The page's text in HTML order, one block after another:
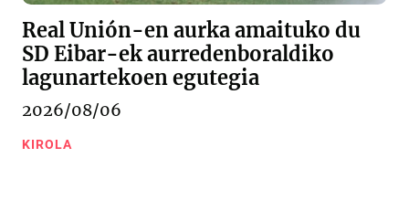
Real Unión-en aurka amaituko du
SD Eibar-ek aurredenboraldiko
lagunartekoen egutegia
2026/08/06
KIROLA